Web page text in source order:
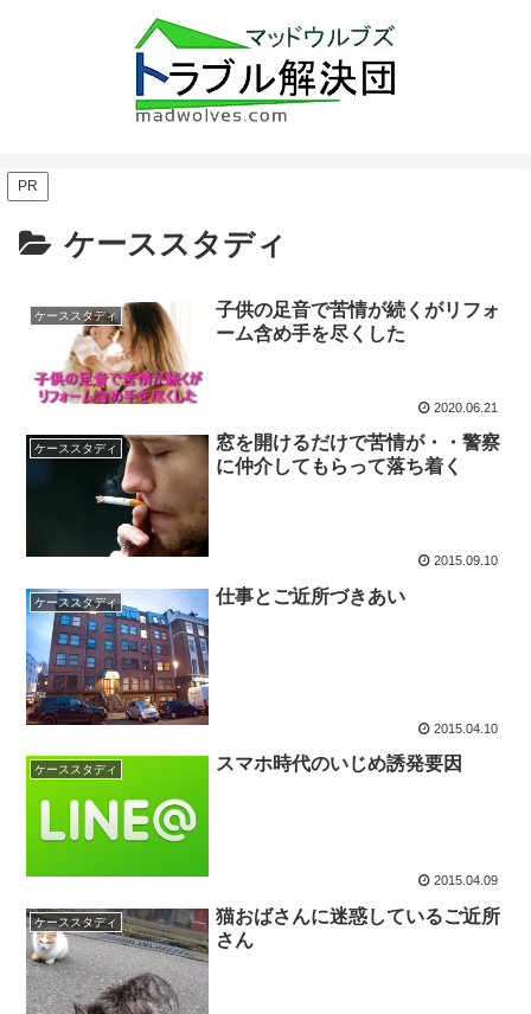
PR
ケーススタディ
ケーススタディ
子供の足音で苦情が続くがリフォ
ーム含め手を尽くした
2020.06.21
ケーススタディ
窓を開けるだけで苦情が・・警察
に仲介してもらって落ち着く
2015.09.10
ケーススタディ 仕事とご近所づきあい
2015.04.10
ケーススタディ スマホ時代のいじめ誘発要因
2015.04.09
ケーススタディ
猫おばさんに迷惑しているご近所
さん